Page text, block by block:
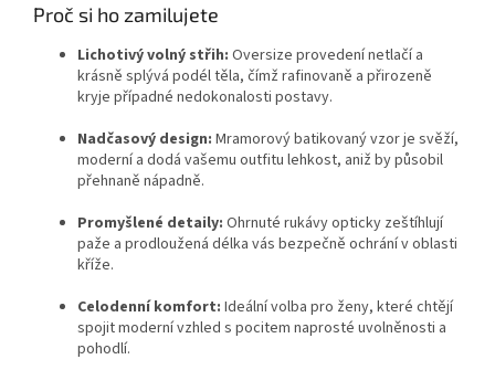
Proč si ho zamilujete
Lichotivý volný střih: Oversize provedení netlačí a
krásně splývá podél těla, čímž rafinovaně a přirozeně
kryje případné nedokonalosti postavy.
Nadčasový design: Mramorový batikovaný vzor je svěží,
moderní a dodá vašemu outfitu lehkost, aniž by působil
přehnaně nápadně.
Promyšlené detaily: Ohrnuté rukávy opticky zeštíhlují
paže a prodloužená délka vás bezpečně ochrání v oblasti
kříže.
Celodenní komfort: Ideální volba pro ženy, které chtějí
spojit moderní vzhled s pocitem naprosté uvolněnosti a
pohodlí.